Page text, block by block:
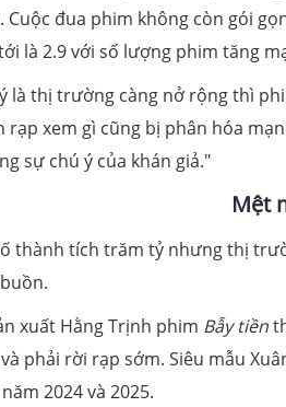
Cuộc đua phim không còn gói
là 2.9 với số lượng phim tăng
là thị trường càng nở rộng thì
rạp xem gì cũng bị phân hóa
sự chú ý của khán giả."
Mệt
thành tích trăm tỷ nhưng thị
xuất Hằng Trịnh phim Bẫy tiền
phải rời rạp sớm. Siêu mẫu
2024 và 2025.